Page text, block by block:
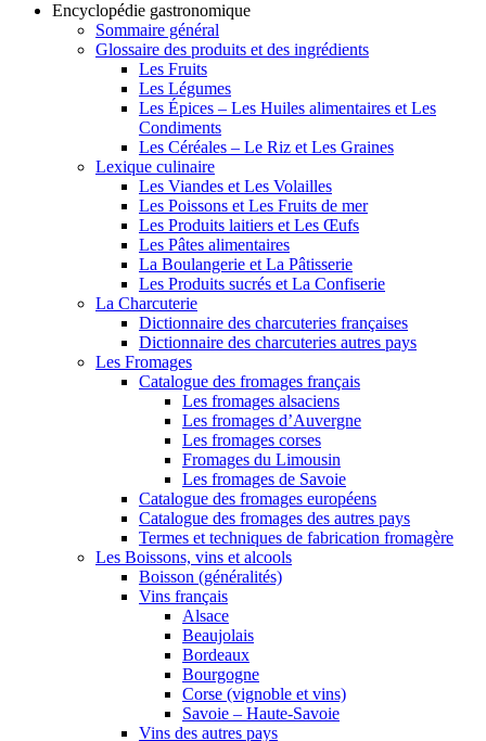
Encyclopédie gastronomique
Sommaire général
Glossaire des produits et des ingrédients
Les Fruits
Les Légumes
Les Épices – Les Huiles alimentaires et Les
Condiments
Les Céréales – Le Riz et Les Graines
Lexique culinaire
Les Viandes et Les Volailles
Les Poissons et Les Fruits de mer
Les Produits laitiers et Les Œufs
Les Pâtes alimentaires
La Boulangerie et La Pâtisserie
Les Produits sucrés et La Confiserie
La Charcuterie
Dictionnaire des charcuteries françaises
Dictionnaire des charcuteries autres pays
Les Fromages
Catalogue des fromages français
Les fromages alsaciens
Les fromages d’Auvergne
Les fromages corses
Fromages du Limousin
Les fromages de Savoie
Catalogue des fromages européens
Catalogue des fromages des autres pays
Termes et techniques de fabrication fromagère
Les Boissons, vins et alcools
Boisson (généralités)
Vins français
Alsace
Beaujolais
Bordeaux
Bourgogne
Corse (vignoble et vins)
Savoie – Haute-Savoie
Vins des autres pays